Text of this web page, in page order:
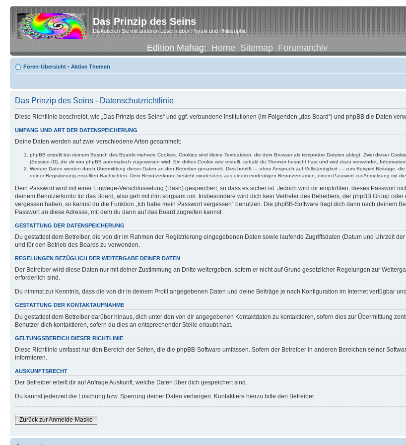
Das Prinzip des Seins
Diskutieren Sie mit anderen Lesern über Physik und Philosophie
Edition Mahag:Home Sitemap Forumarchiv
Foren-Übersicht • Aktive Themen
Das Prinzip des Seins - Datenschutzrichtlinie
Diese Richtlinie beschreibt, wie „Das Prinzip des Seins“ und ggf. verbundene Institutionen (im Folgenden „das Board“) und phpBB die Daten
UMFANG UND ART DER DATENSPEICHERUNG
Deine Daten werden auf zwei verschiedene Arten gesammelt:
phpBB erstellt bei deinem Besuch des Boards mehrere Cookies. Cookies sind kleine Textdateien, die dein Browser als temporäre Dateien ablegt. Zwei dieser
(Session-ID), die dir von phpBB automatisch zugewiesen wird. Ein drittes Cookie wird erstellt, sobald du Themen besucht hast und wird dazu verwendet,
Weitere Daten werden durch Übermittlung dieser Daten an den Betreiber gesammelt. Dies betrifft — ohne Anspruch auf Vollständigkeit — zum Beispiel Beiträge,
deiner Registrierung erstellten Nachrichten. Dein Benutzerkonto besteht mindestens aus einem eindeutigen Benutzernamen, einem Passwort zur Anmeldung mit
Dein Passwort wird mit einer Einwege-Verschlüsselung (Hash) gespeichert, so dass es sicher ist. Jedoch wird dir empfohlen, dieses Passwort
deinem Benutzerkonto für das Board, also geh mit ihm sorgsam um. Insbesondere wird dich kein Vertreter des Betreibers, der phpBB Group
vergessen haben, so kannst du die Funktion „Ich habe mein Passwort vergessen“ benutzen. Die phpBB-Software fragt dich dann nach
Passwort an diese Adresse, mit dem du dann auf das Board zugreifen kannst.
GESTATTUNG DER DATENSPEICHERUNG
Du gestattest dem Betreiber, die von dir im Rahmen der Registrierung eingegebenen Daten sowie laufende Zugriffsdaten (Datum und Uhrzeit
und für den Betrieb des Boards zu verwenden.
REGELUNGEN BEZÜGLICH DER WEITERGABE DEINER DATEN
Der Betreiber wird diese Daten nur mit deiner Zustimmung an Dritte weitergeben, sofern er nicht auf Grund gesetzlicher Regelungen zur
erforderlich sind.
Du nimmst zur Kenntnis, dass die von dir in deinem Profil angegebenen Daten und deine Beiträge je nach Konfiguration im Internet verfügbar
GESTATTUNG DER KONTAKTAUFNAHME
Du gestattest dem Betreiber darüber hinaus, dich unter den von dir angegebenen Kontaktdaten zu kontaktieren, sofern dies zur Übermittlung
Benutzer dich kontaktieren, sofern du dies an entsprechender Stelle erlaubt hast.
GELTUNGSBEREICH DIESER RICHTLINIE
Diese Richtlinie umfasst nur den Bereich der Seiten, die die phpBB-Software umfassen. Sofern der Betreiber in anderen Bereichen seiner
informieren.
AUSKUNFTSRECHT
Der Betreiber erteilt dir auf Anfrage Auskunft, welche Daten über dich gespeichert sind.
Du kannst jederzeit die Löschung bzw. Sperrung deiner Daten verlangen. Kontaktiere hierzu bitte den Betreiber.
Zurück zur Anmelde-Maske